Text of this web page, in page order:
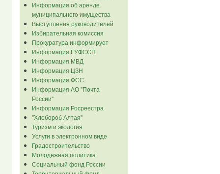
Информация об аренде
муниципального имущества
Выступления руководителей
Избирательная комиссия
Прокуратура информирует
Информация ГУФССП
Информация МВД
Информация ЦЗН
Информация ФСС
Информация АО "Почта
России"
Информация Росреестра
"Хлебороб Алтая"
Туризм и экология
Услуги в электронном виде
Градостроительство
Молодёжная политика
Социальный фонд России